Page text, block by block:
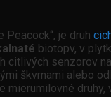
Peacock“, je druh
biotopv, v
senzorov
škvrnami alebo
mierumilovné